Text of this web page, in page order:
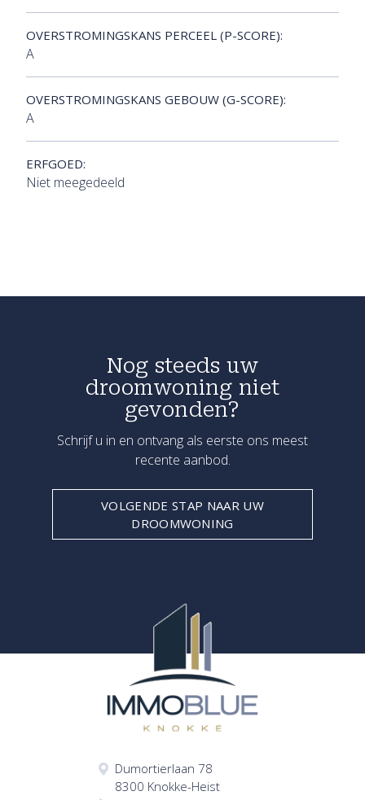
OVERSTROMINGSKANS PERCEEL (P-SCORE):
A
OVERSTROMINGSKANS GEBOUW (G-SCORE):
A
ERFGOED:
Niet meegedeeld
Nog steeds uw
droomwoning niet
gevonden?
Schrijf u in en ontvang als eerste ons meest
recente aanbod.
VOLGENDE STAP NAAR UW
DROOMWONING
Dumortierlaan 78
8300 Knokke-Heist